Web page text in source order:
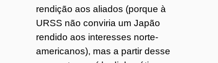
rendição aos aliados (porque à
URSS não conviria um Japão
rendido aos interesses norte-
americanos), mas a partir desse